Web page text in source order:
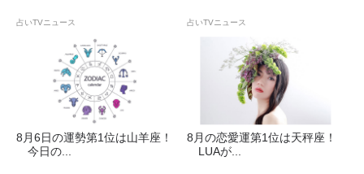
占いTVニュース 占いTVニュース
8月6日の運勢第1位は山羊座！
今日の...
8月の恋愛運第1位は天秤座！
LUAが...